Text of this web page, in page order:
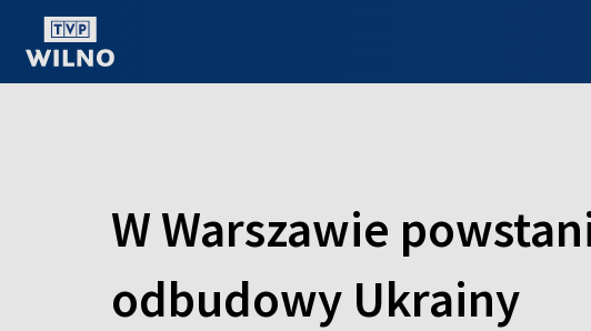
W Warszawie
odbudowy Ukrainy